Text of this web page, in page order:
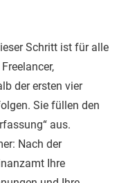
Schritt ist für alle
der ersten vier
Sie füllen den
aus.
Nach der
Ihre